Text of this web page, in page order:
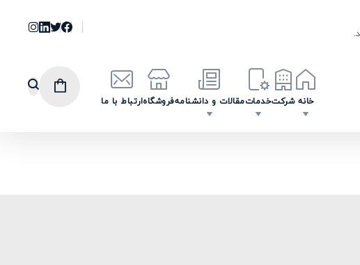
خانه شرکتخدماتمقالات و دانشنامهفروشگاهارتباط با ما